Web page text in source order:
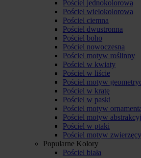
Pościel jednokolorowa
Pościel wielokolorowa
Pościel ciemna
Pościel dwustronna
Pościel boho
Pościel nowoczesna
Pościel motyw roślinny
Pościel w kwiaty
Pościel w liście
Pościel motyw
Pościel w kratę
Pościel w paski
Pościel motyw
Pościel motyw
Pościel w ptaki
Pościel motyw zwierzęcy
Popularne Kolory
Pościel biała